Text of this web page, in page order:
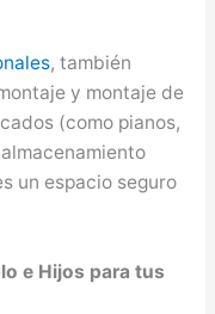
, también
y montaje de
(como pianos,
un espacio seguro
e Hijos para tus